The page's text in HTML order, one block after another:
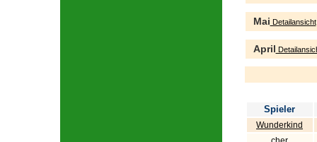
Mai Detailansicht
April
Spieler
Wunderkind